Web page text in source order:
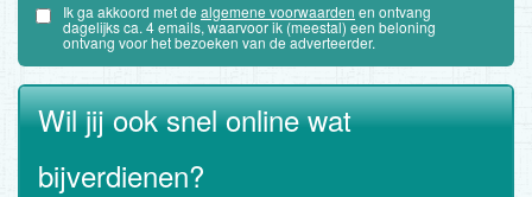
Ik ga akkoord met de algemene voorwaarden en ontvang
dagelijks ca. 4 emails, waarvoor ik (meestal) een beloning
ontvang voor het bezoeken van de adverteerder.
Wil jij ook snel online wat
bijverdienen?